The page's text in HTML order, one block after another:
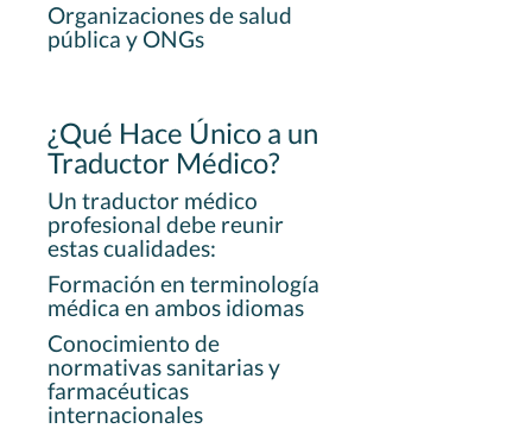
Organizaciones de salud
pública y ONGs
¿Qué Hace Único a un
Traductor Médico?
Un traductor médico
profesional debe reunir
estas cualidades:
Formación en terminología
médica en ambos idiomas
Conocimiento de
normativas sanitarias y
farmacéuticas
internacionales